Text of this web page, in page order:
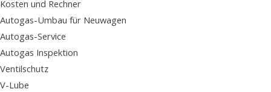
Kosten und Rechner
Autogas-Umbau für Neuwagen
Autogas-Service
Autogas Inspektion
Ventilschutz
V-Lube